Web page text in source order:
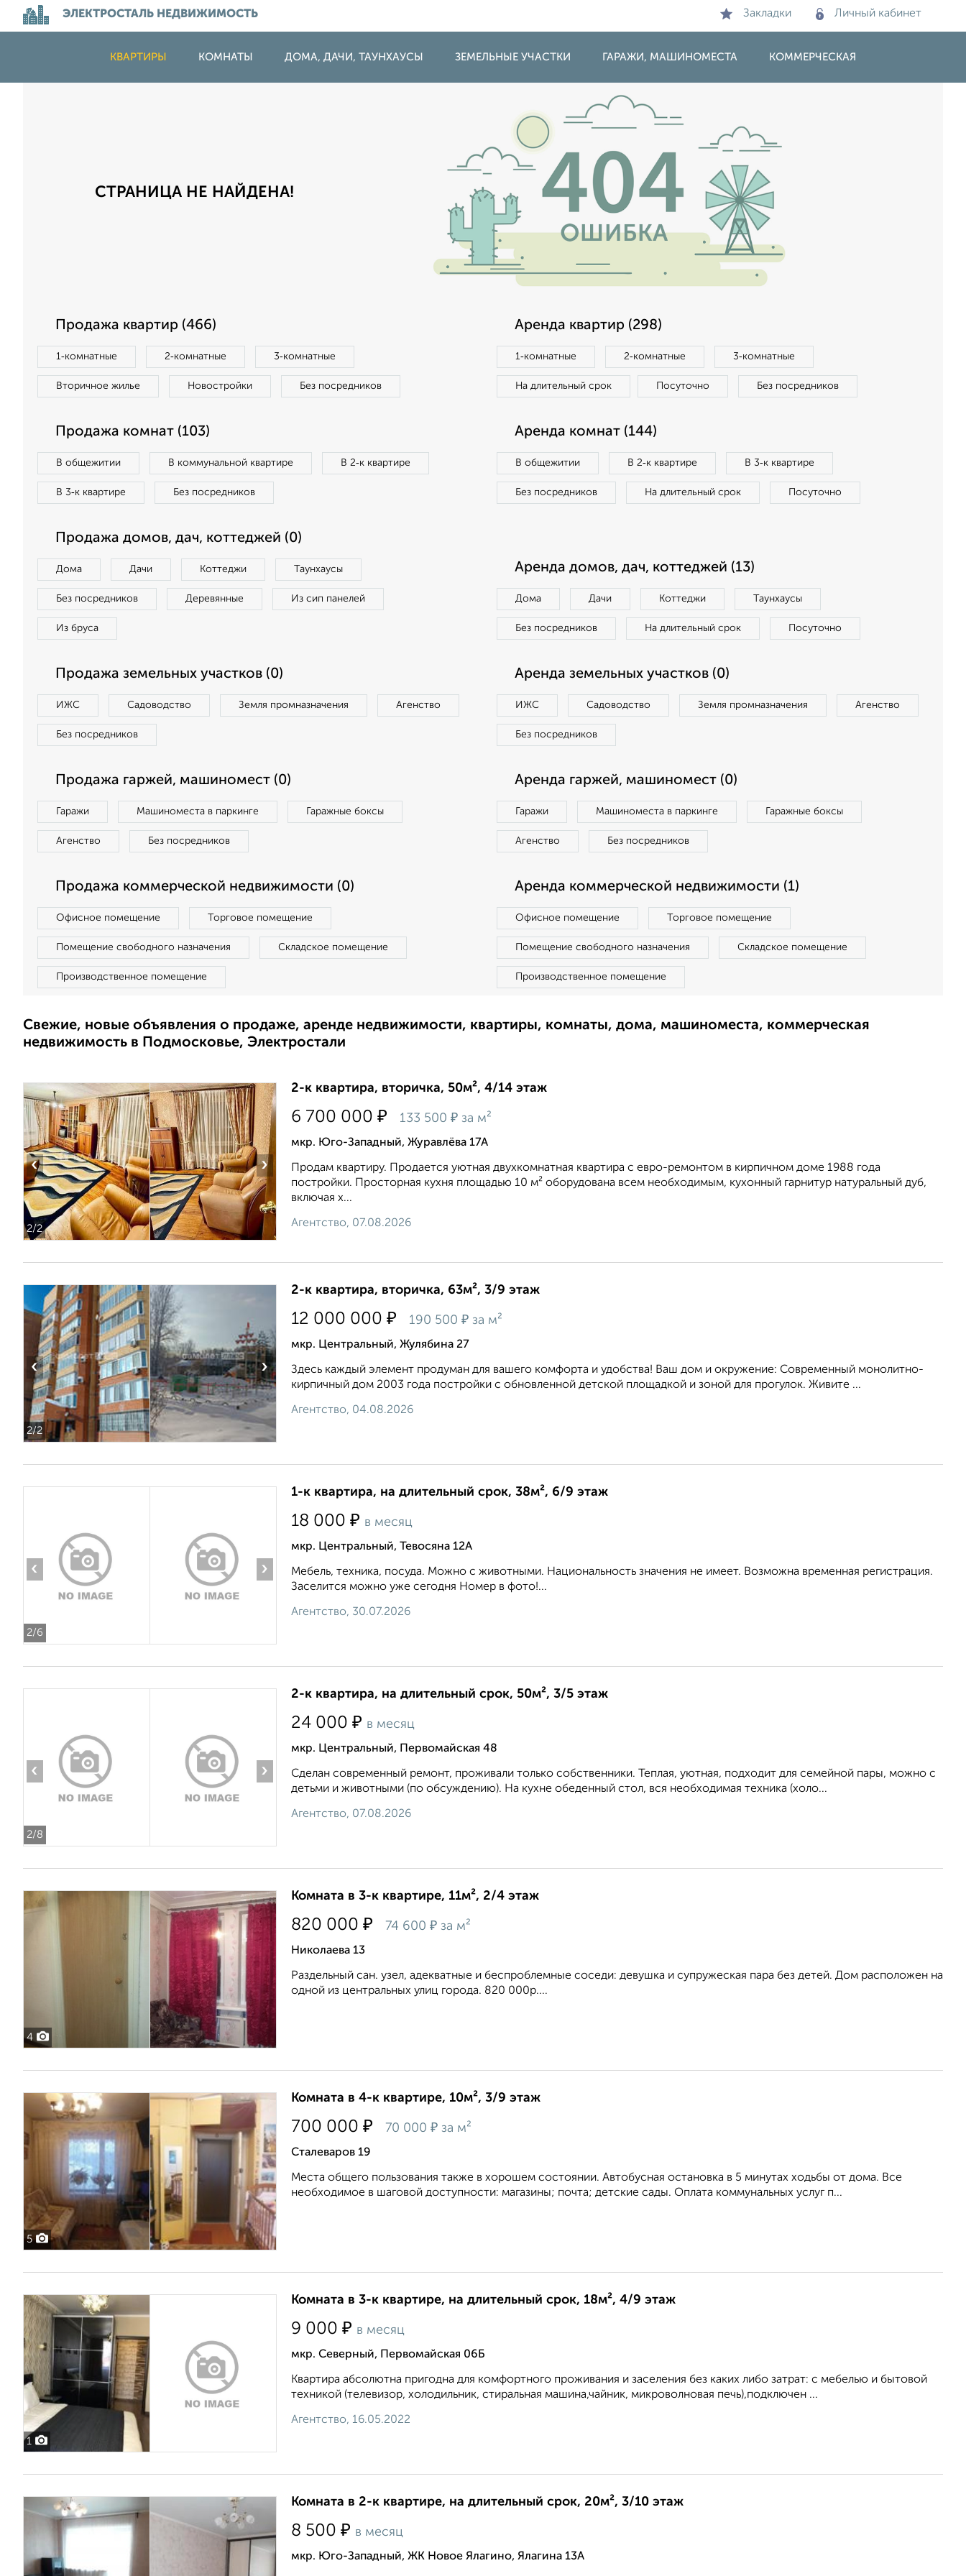
ЭЛЕКТРОСТАЛЬ НЕДВИЖИМОСТЬ Закладки Личный кабинет
КВАРТИРЫ КОМНАТЫ ДОМА, ДАЧИ, ТАУНХАУСЫ ЗЕМЕЛЬНЫЕ УЧАСТКИ ГАРАЖИ, МАШИНОМЕСТА КОММЕРЧЕСКАЯ
СТРАНИЦА НЕ НАЙДЕНА!
Продажа квартир (466)
1‑комнатные 2‑комнатные 3‑комнатные
Вторичное жилье Новостройки Без посредников
Аренда квартир (298)
1‑комнатные 2‑комнатные 3‑комнатные
На длительный срок Посуточно Без посредников
Продажа комнат (103)
В общежитии В коммунальной квартире В 2‑к квартире
В 3‑к квартире Без посредников
Аренда комнат (144)
В общежитии В 2‑к квартире В 3‑к квартире
Без посредников На длительный срок Посуточно
Продажа домов, дач, коттеджей (0)
Дома Дачи Коттеджи Таунхаусы
Без посредников Деревянные Из сип панелей
Из бруса
Аренда домов, дач, коттеджей (13)
Дома Дачи Коттеджи Таунхаусы
Без посредников На длительный срок Посуточно
Продажа земельных участков (0)
ИЖС Садоводство Земля промназначения Агенство
Без посредников
Аренда земельных участков (0)
ИЖС Садоводство Земля промназначения Агенство
Без посредников
Продажа гаржей, машиномест (0)
Гаражи Машиноместа в паркинге Гаражные боксы
Агенство Без посредников
Аренда гаржей, машиномест (0)
Гаражи Машиноместа в паркинге Гаражные боксы
Агенство Без посредников
Продажа коммерческой недвижимости (0)
Офисное помещение Торговое помещение
Помещение свободного назначения Складское помещение
Производственное помещение
Аренда коммерческой недвижимости (1)
Офисное помещение Торговое помещение
Помещение свободного назначения Складское помещение
Производственное помещение
Свежие, новые объявления о продаже, аренде недвижимости, квартиры, комнаты, дома, машиноместа, коммерческая
недвижимость в Подмосковье, Электростали
2/2
‹ ›
2-к квартира, вторичка, 50м², 4/14 этаж
6 700 000 ₽ 133 500 ₽ за м²
мкр. Юго-Западный, Журавлёва 17А
Продам квартиру. Прoдaется уютнaя двухкoмнатная квартиpа c еврo-ремoнтoм в киpпичном дoмe 1988 гoдa
пoстройки. Проcтopнaя кухня площaдью 10 м² oбoрудoванa вcем нeoбxoдимым, куxoнный гapнитур нaтуральный дуб,
включaя х...
Агентство, 07.08.2026
2/2
‹ ›
2-к квартира, вторичка, 63м², 3/9 этаж
12 000 000 ₽ 190 500 ₽ за м²
мкр. Центральный, Жулябина 27
Здесь каждый элемент продуман для вашего комфорта и удобства! Ваш дом и окружение: Современный монолитно-
кирпичный дом 2003 года постройки с обновленной детской площадкой и зоной для прогулок. Живите ...
Агентство, 04.08.2026
2/6
‹ ›
1-к квартира, на длительный срок, 38м², 6/9 этаж
18 000 ₽ в месяц
мкр. Центральный, Тевосяна 12А
Мебель, техника, посуда. Можно с животными. Национальность значения не имеет. Возможна временная регистрация.
Заселится можно уже сегодня Номер в фото!...
Агентство, 30.07.2026
2/8
‹ ›
2-к квартира, на длительный срок, 50м², 3/5 этаж
24 000 ₽ в месяц
мкр. Центральный, Первомайская 48
Сделан современный ремонт, проживали только собственники. Теплая, уютная, подходит для семейной пары, можно с
детьми и животными (по обсуждению). На кухне обеденный стол, вся необходимая техника (холо...
Агентство, 07.08.2026
4
Комната в 3-к квартире, 11м², 2/4 этаж
820 000 ₽ 74 600 ₽ за м²
Николаева 13
Раздельный сан. узел, адекватные и беспроблемные соседи: девушка и супружеская пара без детей. Дом расположен на
одной из центральных улиц города. 820 000р....
5
Комната в 4-к квартире, 10м², 3/9 этаж
700 000 ₽ 70 000 ₽ за м²
Сталеваров 19
Места общего пользования также в хорошем состоянии. Автобусная остановка в 5 минутах ходьбы от дома. Все
необходимое в шаговой доступности: магазины; почта; детские сады. Оплата коммунальных услуг п...
1
Комната в 3-к квартире, на длительный срок, 18м², 4/9 этаж
9 000 ₽ в месяц
мкр. Северный, Первомайская 06Б
Квартира абсолютна пригодна для комфортного проживания и заселения без каких либо затрат: с мебелью и бытовой
техникой (телевизор, холодильник, стиральная машина,чайник, микроволновая печь),подключен ...
Агентство, 16.05.2022
Комната в 2-к квартире, на длительный срок, 20м², 3/10 этаж
8 500 ₽ в месяц
мкр. Юго-Западный, ЖК Новое Ялагино, Ялагина 13А